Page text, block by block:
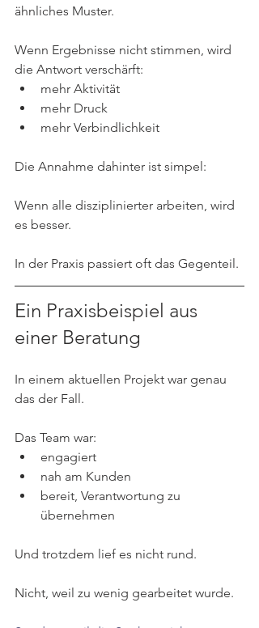
ähnliches Muster.
Wenn Ergebnisse nicht stimmen, wird
die Antwort verschärft:
mehr Aktivität
mehr Druck
mehr Verbindlichkeit
Die Annahme dahinter ist simpel:
Wenn alle disziplinierter arbeiten, wird
es besser.
In der Praxis passiert oft das Gegenteil.
Ein Praxisbeispiel aus
einer Beratung
In einem aktuellen Projekt war genau
das der Fall.
Das Team war:
engagiert
nah am Kunden
bereit, Verantwortung zu
übernehmen
Und trotzdem lief es nicht rund.
Nicht, weil zu wenig gearbeitet wurde.